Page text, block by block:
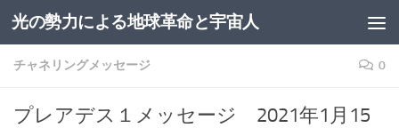
コンテンツへスキップ
光の勢力による地球革命と宇宙人
チャネリングメッセージ 0
プレアデス１メッセージ 2021年1月15